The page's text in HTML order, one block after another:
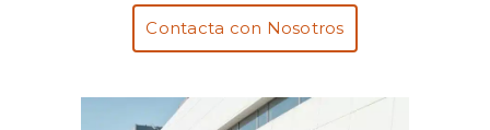
Contacta con Nosotros